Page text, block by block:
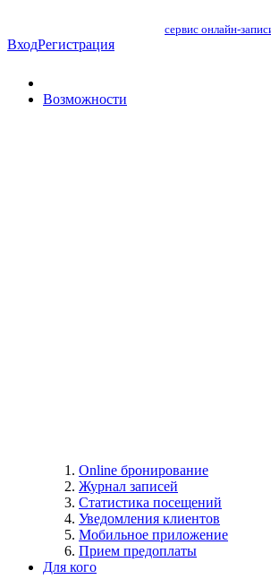
сервис онлайн-
ВходРегистрация
Возможности
Online бронирование
Журнал записей
Статистика посещений
Уведомления клиентов
Мобильное приложение
Прием предоплаты
Для кого